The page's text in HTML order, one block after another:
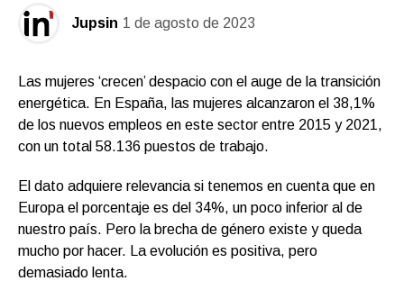
Jupsin 1 de agosto de 2023
Las mujeres ‘crecen’ despacio con el auge de la transición
energética. En España, las mujeres alcanzaron el 38,1%
de los nuevos empleos en este sector entre 2015 y 2021,
con un total 58.136 puestos de trabajo.
El dato adquiere relevancia si tenemos en cuenta que en
Europa el porcentaje es del 34%, un poco inferior al de
nuestro país. Pero la brecha de género existe y queda
mucho por hacer. La evolución es positiva, pero
demasiado lenta.